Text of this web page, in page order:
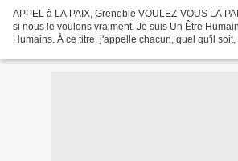
APPEL à LA PAIX, Grenoble VOULEZ-VOUS LA
si nous le voulons vraiment. Je suis Un Être
Humains. À ce titre, j'appelle chacun, quel qu'il soit,